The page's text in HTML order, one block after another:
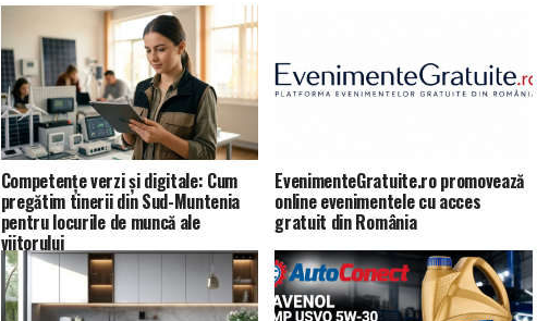
Competențe verzi și digitale: Cum
pregătim tinerii din Sud-Muntenia
pentru locurile de muncă ale
viitorului
EvenimenteGratuite.ro promovează
online evenimentele cu acces
gratuit din România